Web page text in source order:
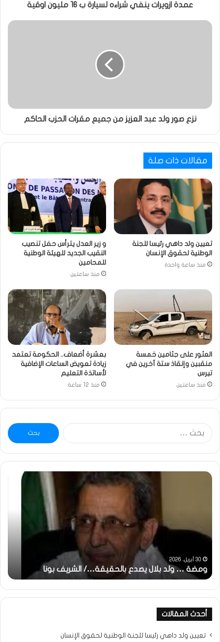
عمدة ازويرات ينفي شراءه لسيارة ب 16 مليون اوقية
نزع صور ولد عبد العزيز من جميع مقرات الحزب الحاكم
مقالات ذات صلة
تعيين ولد داهي رئيسا للجنة
الوطنية لحقوق الإنسان
منذ ساعة واحدة
و زير العدل يترأس حفل تنصيب
النقيب الجديد للهيئة الوطنية
للمحامين
منذ ساعتين
العثور على جثامين خمسة
منقبين وإنقاذ ستة آخرين في
تيرس
منذ ساعتين
بعشرة أضعاف.. الحكومة تعتمد
زيادة تعويض الساعات الإضافية
لأساتذة التعليم
منذ 12 ساعة
البحث
عن:
الشريف بونا
خاطرة
خاصة
لكم
جميعا…/
الشيخ
محمد
خاطرة : تحية تقدير خاصة لكم
أحدث المقالات
تعيين ولد داهي رئيسا للجنة الوطنية لحقوق الإنسان